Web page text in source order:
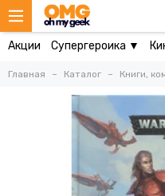
Акции Супергероика ▼
Главная Каталог Книги,